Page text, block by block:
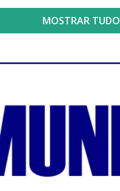
MOSTRAR TUDO